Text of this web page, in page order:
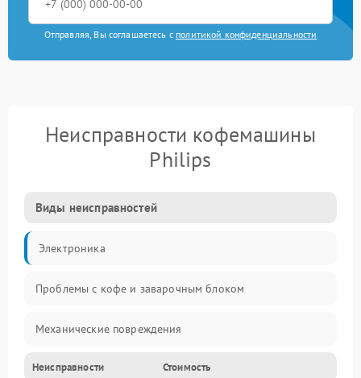
Отправляя, Вы соглашаетесь с политикой конфиденциальности
Неисправности кофемашины
Philips
Виды неисправностей
Электроника
Проблемы с кофе и заварочным блоком
Механические повреждения
Прочие неисправности
Неисправности Стоимость